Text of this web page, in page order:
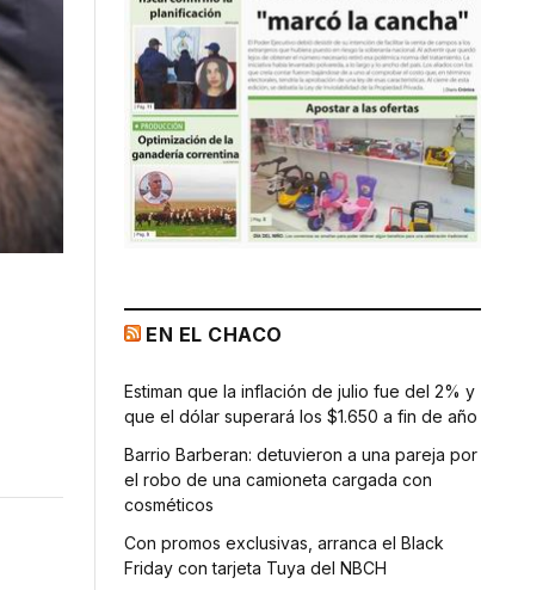
EN EL CHACO
Estiman que la inflación de julio fue del 2% y
que el dólar superará los $1.650 a fin de año
Barrio Barberan: detuvieron a una pareja por
el robo de una camioneta cargada con
cosméticos
Con promos exclusivas, arranca el Black
Friday con tarjeta Tuya del NBCH